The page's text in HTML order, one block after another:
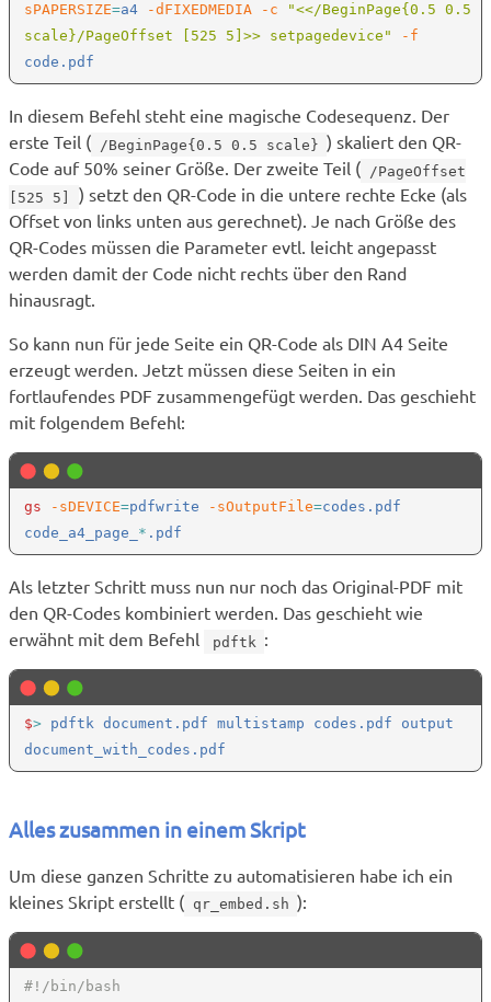
sPAPERSIZE=a4 -dFIXEDMEDIA -c
"<</BeginPage{0.5 0.5
scale}/PageOffset [525 5]>> setpagedevice"
-f
In diesem Befehl steht eine magische Codesequenz. Der
erste Teil (
/BeginPage{0.5 0.5 scale} ) skaliert den QR-
Code auf 50% seiner Größe. Der zweite Teil (
/PageOffset
[525 5]
) setzt den QR-Code in die untere rechte Ecke (als
Offset von links unten aus gerechnet). Je nach Größe des
QR-Codes müssen die Parameter evtl. leicht angepasst
werden damit der Code nicht rechts über den Rand
hinausragt.
So kann nun für jede Seite ein QR-Code als DIN A4 Seite
erzeugt werden. Jetzt müssen diese Seiten in ein
fortlaufendes PDF zusammengefügt werden. Das geschieht
mit folgendem Befehl:
gs -sDEVICE=pdfwrite -sOutputFile=codes.pdf
code_a4_page_ *
Als letzter Schritt muss nun nur noch das Original-PDF mit
den QR-Codes kombiniert werden. Das geschieht wie
erwähnt mit dem Befehl
pdftk :
$> pdftk document.pdf multistamp codes.pdf output
Alles zusammen in einem Skript
Um diese ganzen Schritte zu automatisieren habe ich ein
kleines Skript erstellt ( qr_embed.sh ):